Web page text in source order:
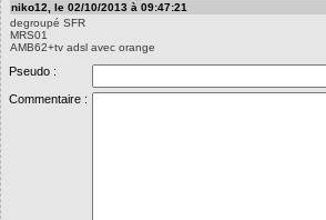
niko12, le 02/10/2013 à 09:47:21
degroupé SFR
MRS01
AMB62+tv adsl avec orange
Pseudo :
Commentaire :